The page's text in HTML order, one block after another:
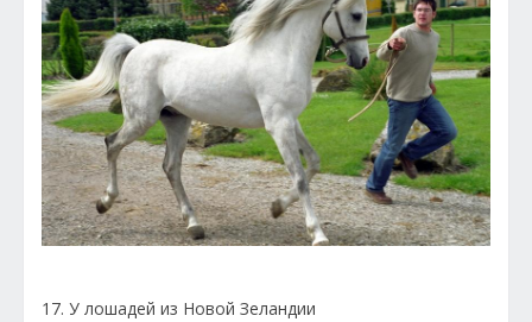
17. У лошадей из Новой Зеландии